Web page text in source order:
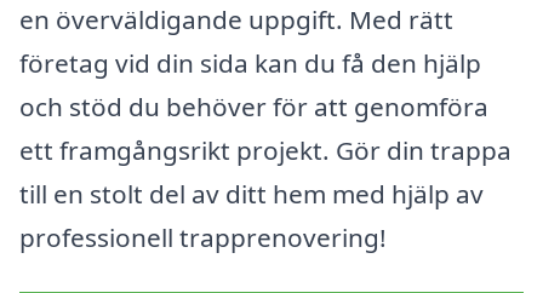
en överväldigande uppgift. Med rätt
företag vid din sida kan du få den hjälp
och stöd du behöver för att genomföra
ett framgångsrikt projekt. Gör din trappa
till en stolt del av ditt hem med hjälp av
professionell trapprenovering!